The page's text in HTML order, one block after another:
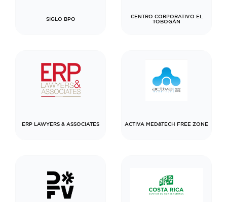
SIGLO BPO
CENTRO CORPORATIVO EL
TOBOGÁN
ERP LAWYERS & ASSOCIATES ACTIVA MED&TECH FREE ZONE